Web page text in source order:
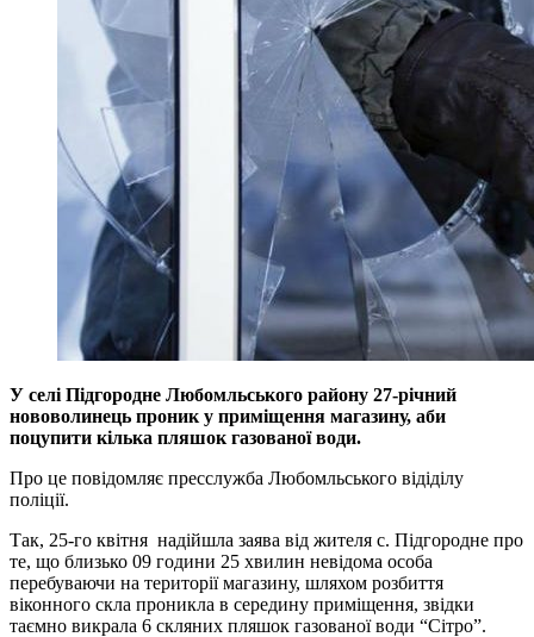
У селі Підгородне Любомльського району 27-річний
нововолинець проник у приміщення магазину, аби
поцупити кілька пляшок газованої води.
Про це повідомляє пресслужба Любомльського відіділу
поліції.
Так, 25-го квітня надійшла заява від жителя с. Підгородне про
те, що близько 09 години 25 хвилин невідома особа
перебуваючи на території магазину, шляхом розбиття
віконного скла проникла в середину приміщення, звідки
таємно викрала 6 скляних пляшок газованої води “Сітро”.